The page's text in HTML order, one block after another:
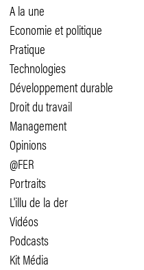
A la une
Economie et politique
Pratique
Technologies
Développement durable
Droit du travail
Management
Opinions
@FER
Portraits
L'illu de la der
Vidéos
Podcasts
Kit Média